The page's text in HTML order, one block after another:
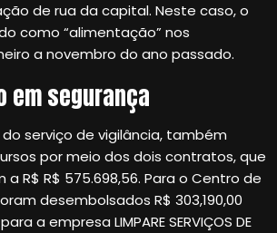
de rua da capital. Neste caso, o
como “alimentação” nos
a novembro do ano passado.
em segurança
serviço de vigilância, também
por meio dos dois contratos, que
R$ R$ 575.698,56. Para o Centro de
desembolsados R$ 303,190,00
a empresa LIMPARE SERVIÇOS DE